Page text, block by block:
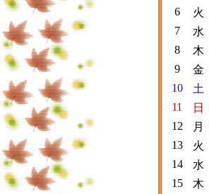
6
火
7
水
8
木
9
金
10
土
11
日
12
月
13
火
14
水
15
木